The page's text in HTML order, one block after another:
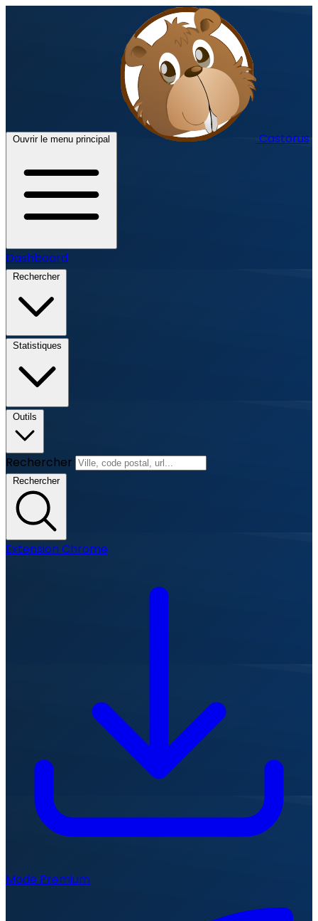
Ouvrir le menu principal Castorus
Dashboard
Rechercher
Statistiques
Outils
Rechercher
Rechercher
Extension Chrome
Mode Premium